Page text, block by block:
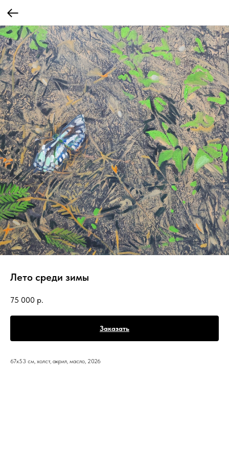
Лето среди зимы
75 000 р.
Заказать
67х53 см, холст, акрил, масло, 2026